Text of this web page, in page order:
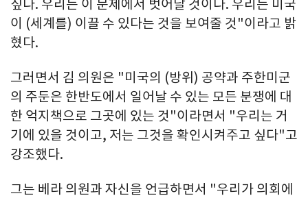
싶다. 우리는 이 문제에서 벗어날 것이다. 우리는 미국
이 (세계를) 이끌 수 있다는 것을 보여줄 것"이라고 밝
혔다.
그러면서 김 의원은 "미국의 (방위) 공약과 주한미군
의 주둔은 한반도에서 일어날 수 있는 모든 분쟁에 대
한 억지책으로 그곳에 있는 것"이라면서 "우리는 거
기에 있을 것이고, 저는 그것을 확인시켜주고 싶다"고
강조했다.
그는 베라 의원과 자신을 언급하면서 "우리가 의회에